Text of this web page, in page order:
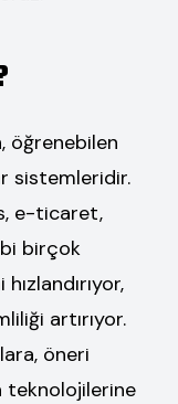
öğrenebilen
sistemleridir.
e-ticaret,
birçok
artırıyor.
öneri
teknolojilerine